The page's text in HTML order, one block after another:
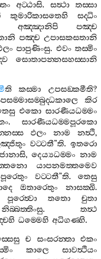
අට‍්ඨාසි. සත්‍ථා
තස‍්සා
කුමාරිකාසතෙහි
සද‍්ධිං
අඤ‍්ඤානිපි
පඤ‍්ච
පඤ‍්ච උපාසකසතානි
පාපුණිංසු. එවං තස‍්මිං
සොතාපන‍්නසහස‍්සානි
ති කස‍්මා උපසඞ‍්කමීති?
කිර
එකො සාරණීයධම‍්මං
.සාරණීයධම‍්මපූරකො
ඵලං නාම නත්‍ථි,
වට‍්ටතී”ති.ඉතරො
ජානාසි,දෙය්‍යධම‍්මං නාම
යාපනමත‍්තමෙව
පූරෙතුං වට‍්ටතී”ති. තෙසු
ඔතාරෙතුං නාසක‍්ඛි.
පූරෙත්‍වා තතො
චුතා
නිබ‍්බත‍්තිංසු. තත්‍ථ
ධම‍්මෙහි අධිගණ‍්හි.
ච සංසරන‍්තා එකං
කාලෙ
සාවත්‍ථියං